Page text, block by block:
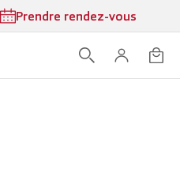
Prendre rendez-vous